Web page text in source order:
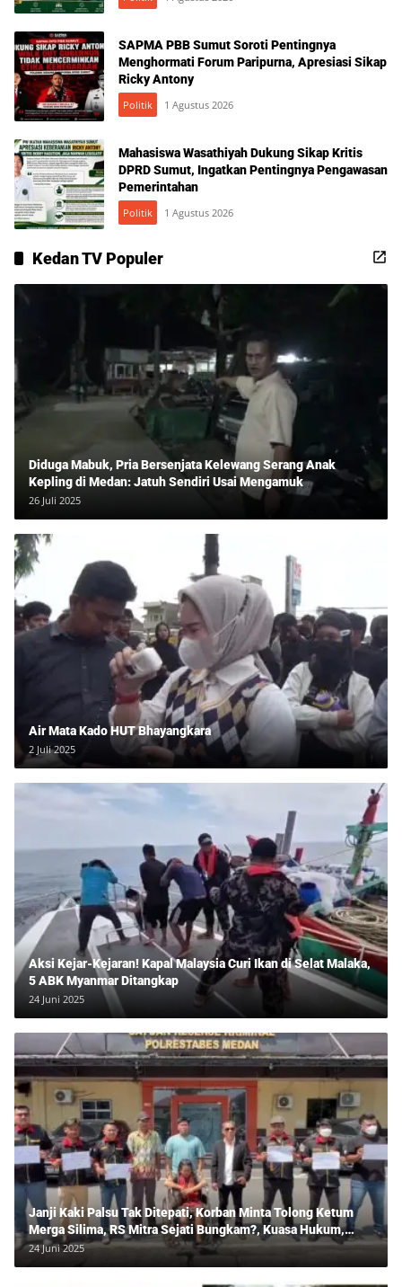
SAPMA PBB Sumut Soroti Pentingnya
Menghormati Forum Paripurna, Apresiasi Sikap
Ricky Antony
Politik 1 Agustus 2026
Mahasiswa Wasathiyah Dukung Sikap Kritis
DPRD Sumut, Ingatkan Pentingnya Pengawasan
Pemerintahan
Politik 1 Agustus 2026
Kedan TV Populer
Diduga Mabuk, Pria Bersenjata Kelewang Serang Anak
Kepling di Medan: Jatuh Sendiri Usai Mengamuk
26 Juli 2025
Air Mata Kado HUT Bhayangkara
2 Juli 2025
Aksi Kejar-Kejaran! Kapal Malaysia Curi Ikan di Selat Malaka,
5 ABK Myanmar Ditangkap
24 Juni 2025
Janji Kaki Palsu Tak Ditepati, Korban Minta Tolong Ketum
Merga Silima, RS Mitra Sejati Bungkam?, Kuasa Hukum,
Hans Silalahi Dampingi Julita Cari Keadilan
24 Juni 2025